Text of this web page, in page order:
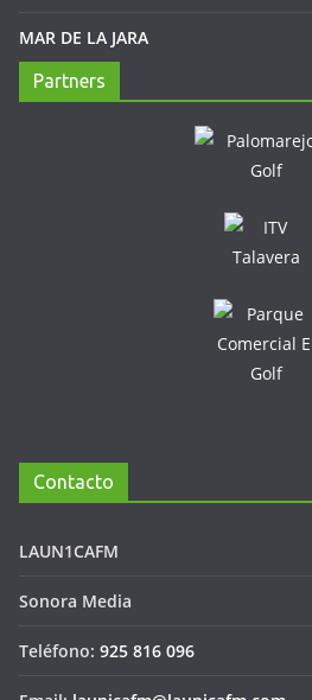
MAR DE LA JARA
Partners
Contacto
LAUN1CAFM
Sonora Media
Teléfono: 925 816 096